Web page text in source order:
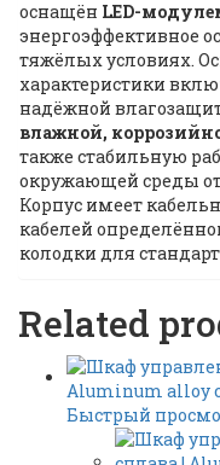
оснащён LED-
энергоэффективное
тяжёлых условиях.
характеристики
надёжной
влажной,
также стабильную
окружающей среды
Корпус имеет
кабелей
колодки для
Related
Быстрый